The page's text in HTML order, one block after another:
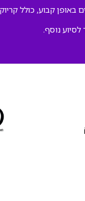
קבוע, כולל
לסיוע נוסף.